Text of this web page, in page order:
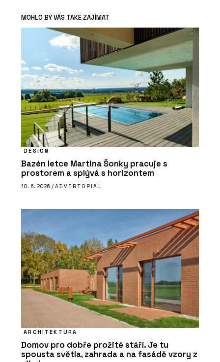
MOHLO BY VÁS TAKÉ ZAJÍMAT
DESIGN
Bazén letce Martina Šonky pracuje s
prostorem a splývá s horizontem
10. 6. 2026 / ADVERTORIAL
ARCHITEKTURA
Domov pro dobře prožité stáří. Je tu
spousta světla, zahrada a na fasádě vzory z